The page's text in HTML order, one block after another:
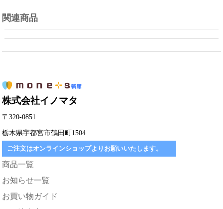
関連商品
株式会社イノマタ
〒320-0851
栃木県宇都宮市鶴田町1504
ご注文はオンラインショップよりお願いいたします。
商品一覧
お知らせ一覧
お買い物ガイド